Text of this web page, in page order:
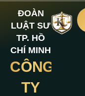
ĐOÀN
LUẬT SƯ
TP. HỒ
CHÍ MINH
CÔNG
TY